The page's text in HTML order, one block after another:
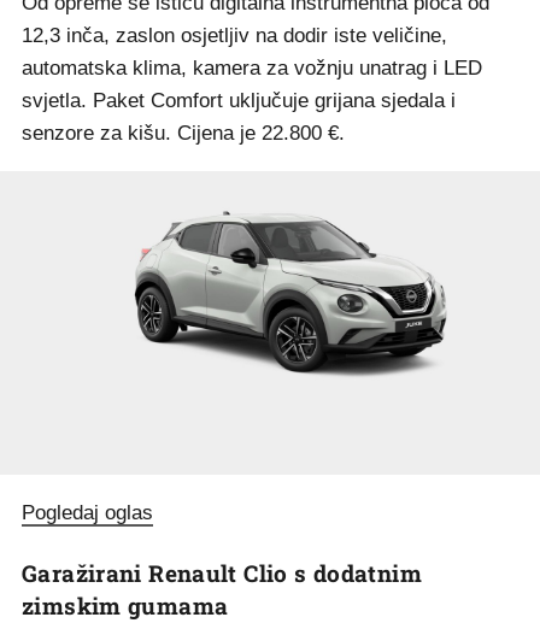
12,3 inča, zaslon osjetljiv na dodir iste veličine,
automatska klima, kamera za vožnju unatrag i LED
svjetla. Paket Comfort uključuje grijana sjedala i
senzore za kišu. Cijena je 22.800 €.
Pogledaj oglas
Garažirani Renault Clio s dodatnim
zimskim gumama